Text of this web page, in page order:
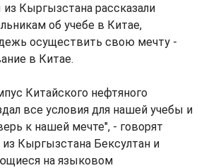
Кыргызстана рассказали
об учебе в Китае,
осуществить свою мечту -
в Китае.
Китайского нефтяного
все условия для нашей учебы и
к нашей мечте", - говорят
Кыргызстана Бексултан и
на языковом